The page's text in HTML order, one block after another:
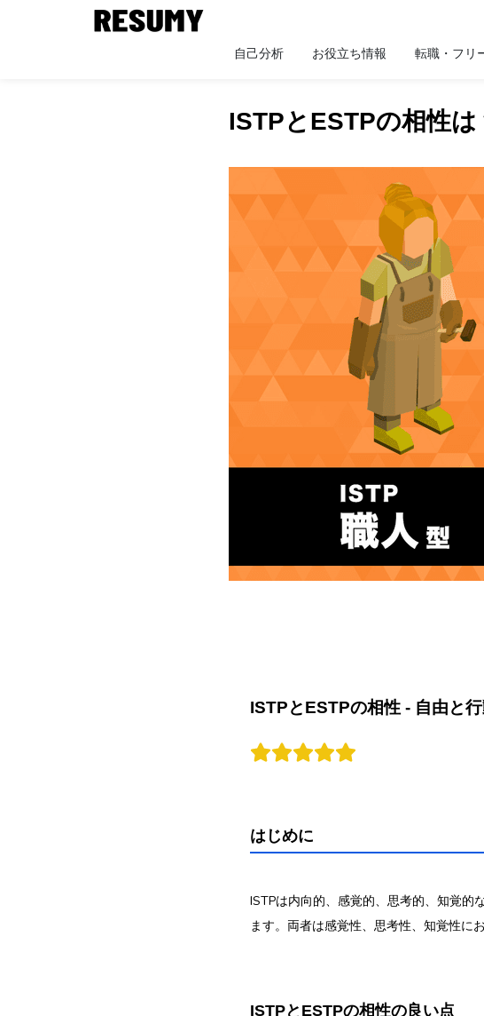
自己分析 お役立ち情報 転職・フリ
ISTPとESTPの相性は
ISTPとESTPの相性 - 自由と
はじめに
ISTPは内向的、感覚的、思考的、知覚的
ます。両者は感覚性、思考性、知覚性に
ISTPとESTPの相性の良い点